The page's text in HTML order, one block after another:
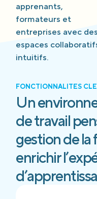
apprenants,
formateurs et
entreprises avec des
espaces
intuitifs.
FONCTIONNALITÉS
Un
de travail
gestion de
enrichir